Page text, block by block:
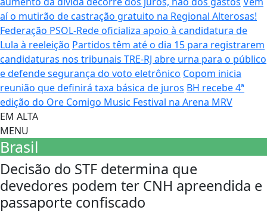
aí o mutirão de castração gratuito na Regional Alterosas!
Federação PSOL-Rede oficializa apoio à candidatura de
Lula à reeleição Partidos têm até o dia 15 para registrarem
candidaturas nos tribunais TRE-RJ abre urna para o público
e defende segurança do voto eletrônico Copom inicia
reunião que definirá taxa básica de juros BH recebe 4ª
edição do Ore Comigo Music Festival na Arena MRV
EM ALTA
MENU
Brasil
Decisão do STF determina que
devedores podem ter CNH apreendida e
passaporte confiscado